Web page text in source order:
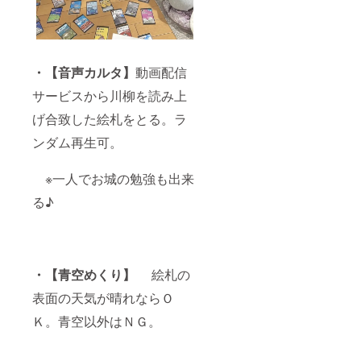
・【音声カルタ】 動画配信
サービスから川柳を読み上
げ合致した絵札をとる。ラ
ンダム再生可。
※一人でお城の勉強も出来
る♪
・【青空めくり】
絵札の
表面の天気が晴れならＯ
Ｋ。青空以外はＮＧ。